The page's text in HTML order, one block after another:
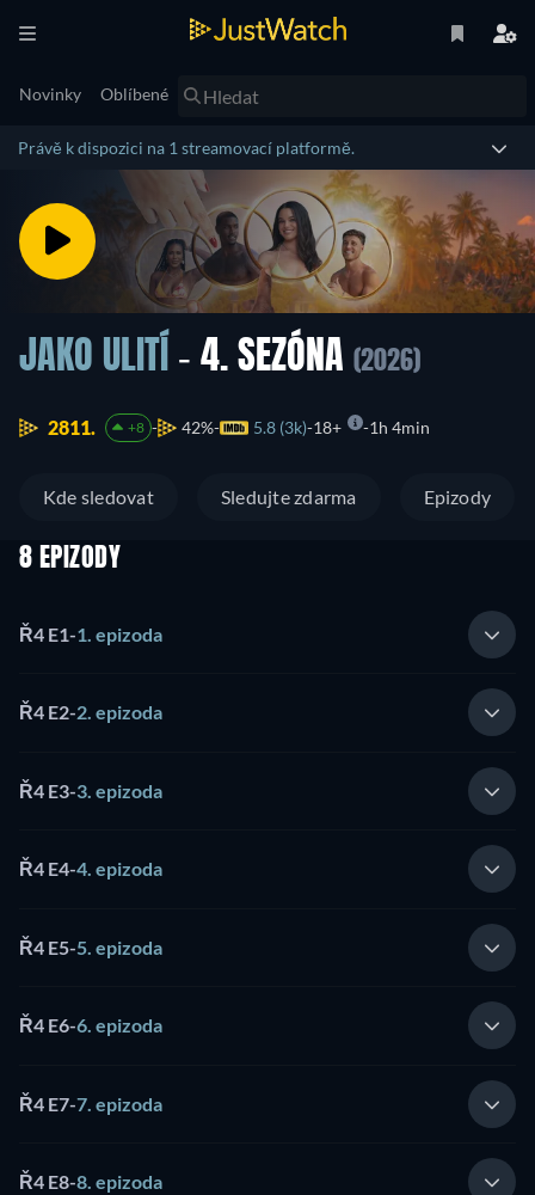
Novinky Oblíbené
Právě k dispozici na 1 streamovací platformě.
JAKO ULITÍ - 4. SEZÓNA (2026)
2811. +8 42% 5.8 (3k) 18+ 1h 4min
Kde sledovat Sledujte zdarma Epizody
8 EPIZODY
Ř4 E1-1. epizoda
Ř4 E2-2. epizoda
Ř4 E3-3. epizoda
Ř4 E4-4. epizoda
Ř4 E5-5. epizoda
Ř4 E6-6. epizoda
Ř4 E7-7. epizoda
Ř4 E8-8. epizoda